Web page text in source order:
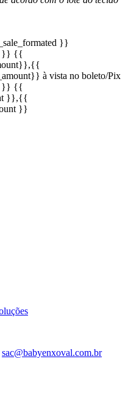
}}
}} {{
,{{
à vista no boleto/Pix
}} {{
}},{{
}}
sac@babyenxoval.com.br